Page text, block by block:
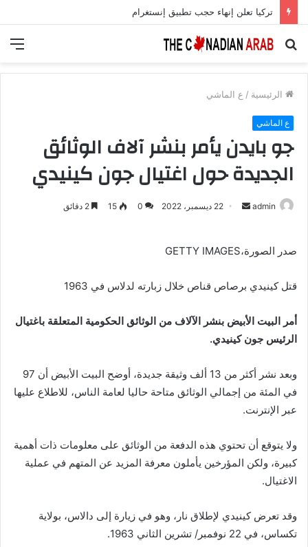
تركيا تعلن إنهاء حجب تطبيق إنستغرام
بحث
الرئيسية / ع الماشي
ع الماشي
جو بايدن يأمر بنشر آلاف الوثائق
الجديدة حول اغتيال جون كينيدي
admin
أرسل 22 ديسمبر، 2022 0
15
صدر الصورة،GETTY IMAGES
قتل كينيدي برصاص قناص خلال زبارته لدلاس في 1963
أمر البيت الأبيض بنشر الآلاف من الوثائق الحكومية المتعلقة باغتيال
الرئيس جون كينيدي.
وبعد نشر أكثر من 13 ألف وثيقة جديدة، أوضح البيت الأبيض أن 97
في المئة من إجمالي الوثائق متاحة حاليا لعامة الناس، للاطلاع عليها
عبر الإنترنت.
ولا يتوقع أن تحتوي هذه الدفعة من الوثائق على معلومات ذات أهمية
كبيرة، ولكن المؤرخين يأملون معرفة المزيد عن المتهم في عملية
الاغتيال.
وقد تعرض كينيدي لإطلاق نار، وهو في زيارة إلى دالاس، بولاية
تكساس، في 22 نوفمبر/ تشرين الثاني 1963.